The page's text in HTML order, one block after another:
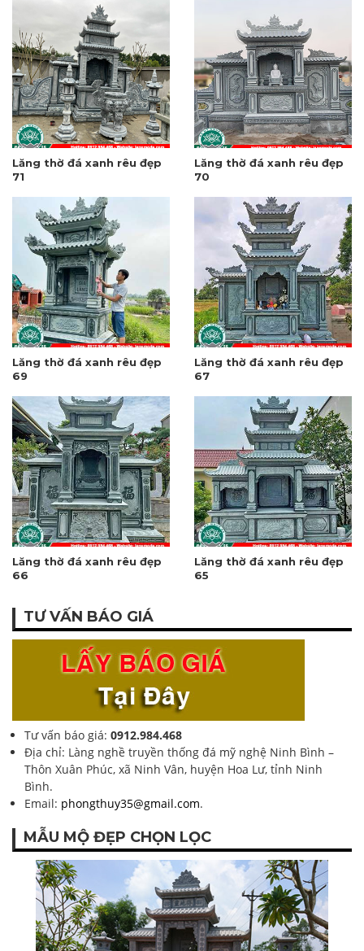
Lăng thờ đá xanh rêu đẹp
71
Lăng thờ đá xanh rêu đẹp
70
Lăng thờ đá xanh rêu đẹp
69
Lăng thờ đá xanh rêu đẹp
67
Lăng thờ đá xanh rêu đẹp
66
Lăng thờ đá xanh rêu đẹp
65
TƯ VẤN BÁO GIÁ
Tư vấn báo giá: 0912.984.468
Địa chỉ: Làng nghề truyền thống đá mỹ nghệ Ninh Bình –
Thôn Xuân Phúc, xã Ninh Vân, huyện Hoa Lư, tỉnh Ninh
Bình.
Email: phongthuy35@gmail.com.
MẪU MỘ ĐẸP CHỌN LỌC